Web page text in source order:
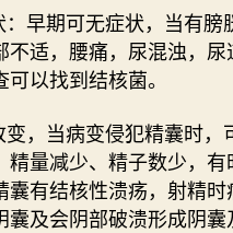
早期可无症状，当有
不适，腰痛，尿混浊，
以找到结核菌。
，当病变侵犯精囊时，
精量减少、精子数少，
囊有结核性溃疡，射精
及会阴部破溃形成阴囊